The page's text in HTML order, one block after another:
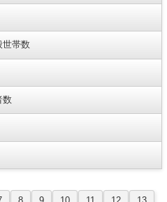
世帯数
数